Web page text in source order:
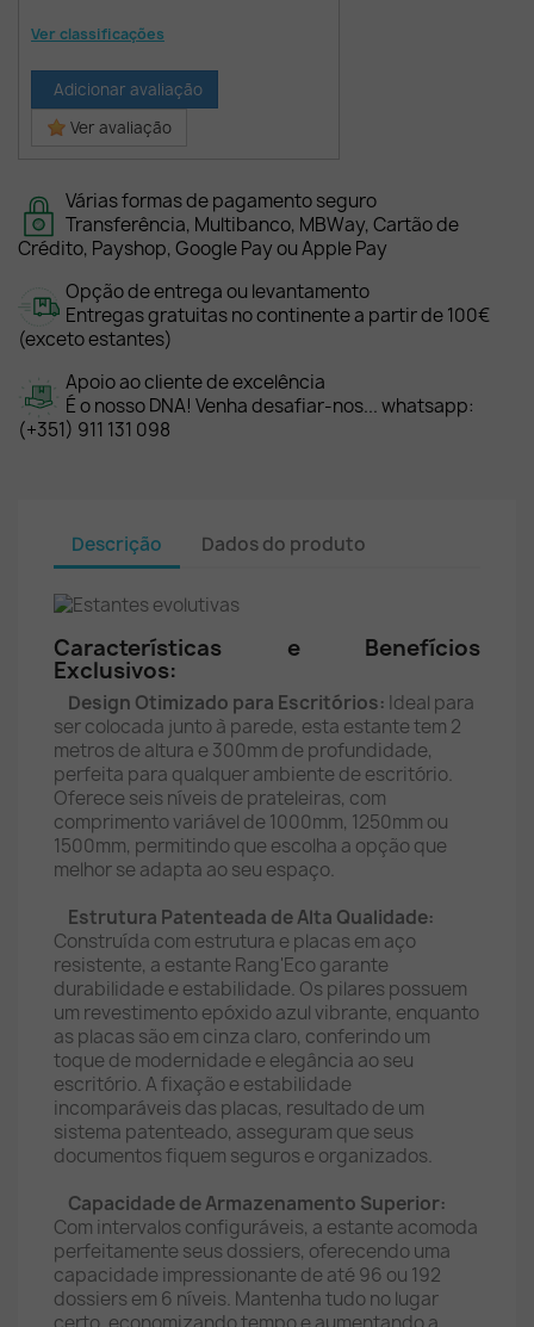
Ver classificações
Adicionar avaliação
Ver avaliação
Várias formas de pagamento seguro
Transferência, Multibanco, MBWay, Cartão de
Crédito, Payshop, Google Pay ou Apple Pay
Opção de entrega ou levantamento
Entregas gratuitas no continente a partir de 100€
(exceto estantes)
Apoio ao cliente de excelência
É o nosso DNA! Venha desafiar-nos... whatsapp:
(+351) 911 131 098
Descrição Dados do produto
Características e Benefícios
Exclusivos:
Design Otimizado para Escritórios: Ideal para
ser colocada junto à parede, esta estante tem 2
metros de altura e 300mm de profundidade,
perfeita para qualquer ambiente de escritório.
Oferece seis níveis de prateleiras, com
comprimento variável de 1000mm, 1250mm ou
1500mm, permitindo que escolha a opção que
melhor se adapta ao seu espaço.
Estrutura Patenteada de Alta Qualidade:
Construída com estrutura e placas em aço
resistente, a estante Rang'Eco garante
durabilidade e estabilidade. Os pilares possuem
um revestimento epóxido azul vibrante, enquanto
as placas são em cinza claro, conferindo um
toque de modernidade e elegância ao seu
escritório. A fixação e estabilidade
incomparáveis das placas, resultado de um
sistema patenteado, asseguram que seus
documentos fiquem seguros e organizados.
Capacidade de Armazenamento Superior:
Com intervalos configuráveis, a estante acomoda
perfeitamente seus dossiers, oferecendo uma
capacidade impressionante de até 96 ou 192
dossiers em 6 níveis. Mantenha tudo no lugar